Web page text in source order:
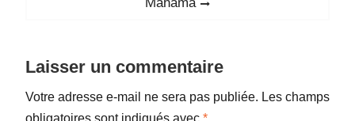
Laisser un commentaire
Votre adresse e-mail ne sera pas publiée. Les champs
obligatoires sont indiqués avec *